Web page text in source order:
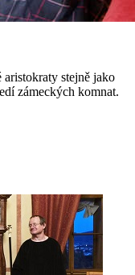
stejně jako
zámeckých komnat.